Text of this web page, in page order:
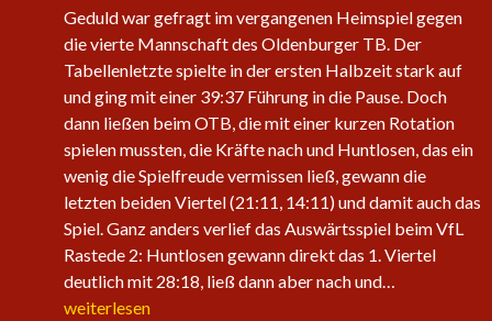
Geduld war gefragt im vergangenen Heimspiel gegen
die vierte Mannschaft des Oldenburger TB. Der
Tabellenletzte spielte in der ersten Halbzeit stark auf
und ging mit einer 39:37 Führung in die Pause. Doch
dann ließen beim OTB, die mit einer kurzen Rotation
spielen mussten, die Kräfte nach und Huntlosen, das ein
wenig die Spielfreude vermissen ließ, gewann die
letzten beiden Viertel (21:11, 14:11) und damit auch das
Spiel. Ganz anders verlief das Auswärtsspiel beim VfL
Rastede 2: Huntlosen gewann direkt das 1. Viertel
deutlich mit 28:18, ließ dann aber nach und…
weiterlesen